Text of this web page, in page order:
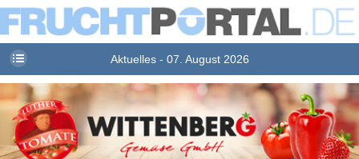
Aktuelles - 07. August 2026